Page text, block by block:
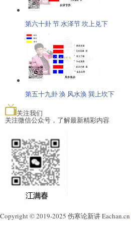
第六十卦 节 水泽节 坎上兑下
第五十九卦 涣 风水涣 巽上坎下
关注我们
关注微信公众号，了解最新精彩内容
Copyright © 2019-2025 伤寒论新讲 Eachan.cn